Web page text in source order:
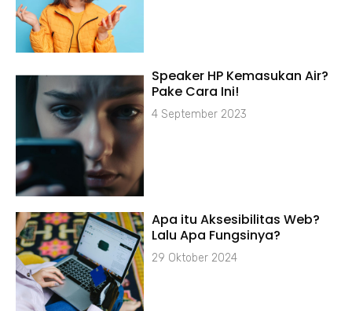
Speaker HP Kemasukan Air?
Pake Cara Ini!
4 September 2023
Apa itu Aksesibilitas Web?
Lalu Apa Fungsinya?
29 Oktober 2024